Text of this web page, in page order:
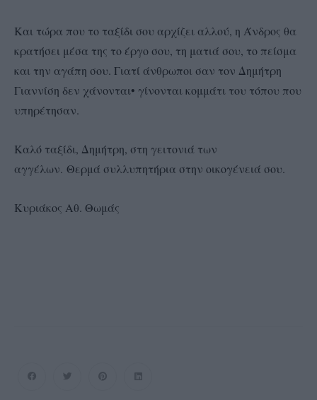
Και τώρα που το ταξίδι σου αρχίζει αλλού, η Άνδρος θα
κρατήσει μέσα της το έργο σου, τη ματιά σου, το πείσμα
και την αγάπη σου. Γιατί άνθρωποι σαν τον Δημήτρη
Γιαννίση δεν χάνονται• γίνονται κομμάτι του τόπου που
υπηρέτησαν.
Καλό ταξίδι, Δημήτρη, στη γειτονιά των
αγγέλων. Θερμά συλλυπητήρια στην οικογένειά σου.
Κυριάκος Αθ. Θωμάς